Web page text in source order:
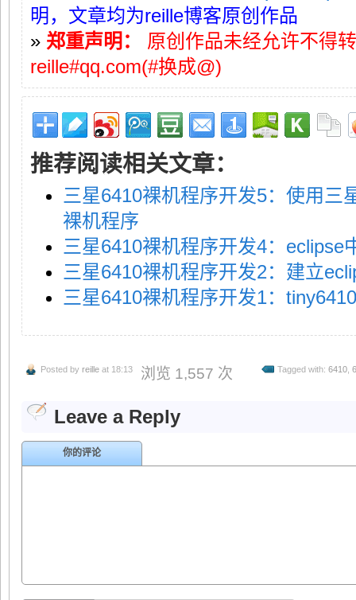
明，文章均为reille博客原创作品
» 郑重声明：
原创作品未经允许不得
reille#qq.com(#换成@)
推荐阅读相关文章：
三星6410裸机程序开发5：使用三
裸机程序
三星6410裸机程序开发4：eclipse
三星6410裸机程序开发2：建立
三星6410裸机程序开发1：
Posted by reille at 18:13 浏览 1,557 次 Tagged with: 6410
Leave a Reply
你的评论